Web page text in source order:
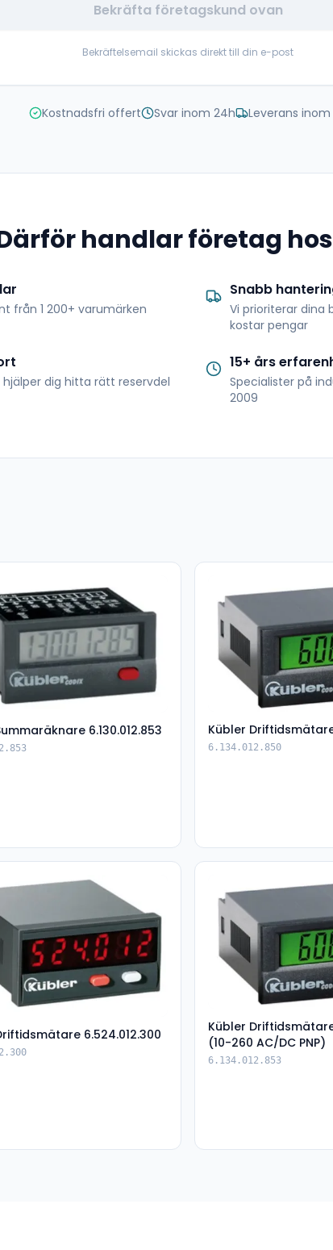
Bekräfta företagskund ovan
Bekräftelsemail skickas direkt till din e-post
Kostnadsfri offert Svar inom 24h Leverans inom
handlar företag
från 1 200+ varumärken
Snabb
Vi prioriterar dina
kostar pengar
hjälper dig hitta rätt reservdel
15+ års
Specialister på
2009
6.130.012.853 Kübler Driftidsmätare
6.134.012.850
6.524.012.300
Kübler Driftidsmätare
(10-260 AC/DC PNP)
6.134.012.853